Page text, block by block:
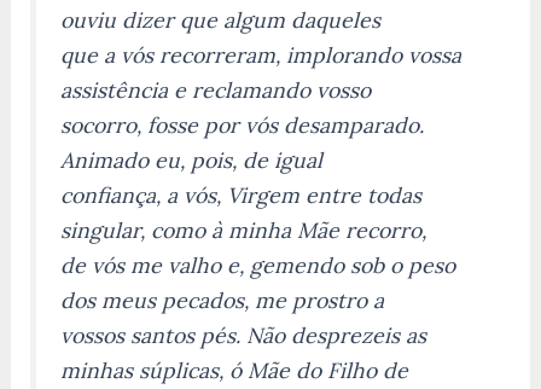
ouviu dizer que algum daqueles
que a vós recorreram, implorando vossa
assistência e reclamando vosso
socorro, fosse por vós desamparado.
Animado eu, pois, de igual
confiança, a vós, Virgem entre todas
singular, como à minha Mãe recorro,
de vós me valho e, gemendo sob o peso
dos meus pecados, me prostro a
vossos santos pés. Não desprezeis as
minhas súplicas, ó Mãe do Filho de